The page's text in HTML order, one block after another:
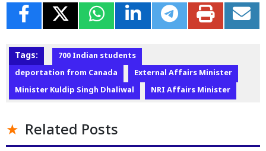
Tags:
700 Indian students
deportation from Canada
External Affairs Minister
Minister Kuldip Singh Dhaliwal
NRI Affairs Minister
Related Posts